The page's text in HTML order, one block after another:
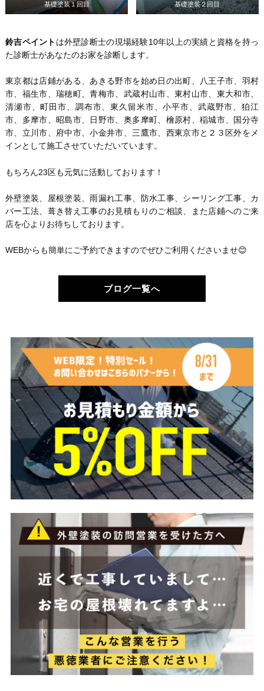
基礎塗装１回目 基礎塗装２回目
鈴吉ペイント は外壁診断士の現場経験10年以上の実績と資格を持っ
た診断士があなたのお家を診断します。
東京都は店鋪がある、あきる野市を始め日の出町、八王子市、羽村
市、福生市、瑞穂町、青梅市、武蔵村山市、東村山市、東大和市、
清瀬市、町田市、調布市、東久留米市、小平市、武蔵野市、狛江
市、多摩市、昭島市、日野市、奥多摩町、檜原村、稲城市、国分寺
市、立川市、府中市、小金井市、三鷹市、西東京市と２３区外をメ
インとして施工させていただいています。
もちろん23区も元気に活動しております！
外壁塗装、屋根塗装、雨漏れ工事、防水工事、シーリング工事、カ
バー工法、葺き替え工事のお見積もりのご相談、また店鋪へのご来
店を心よりお待ちしております。
WEBからも簡単にご予約できますのでぜひご利用くださいませ😊
ブログ一覧へ